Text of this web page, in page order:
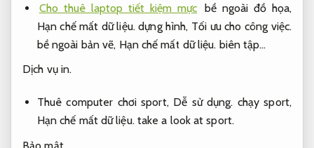
Cho thuê laptop tiết kiệm mực bề ngoài đồ họa,
Hạn chế mất dữ liệu. dựng hình, Tối ưu cho công việc.
bề ngoài bản vẽ, Hạn chế mất dữ liệu. biên tập…
Dịch vụ in.
Thuê computer chơi sport, Dễ sử dụng. chạy sport,
Hạn chế mất dữ liệu.take a look at sport.
Bảo mật.